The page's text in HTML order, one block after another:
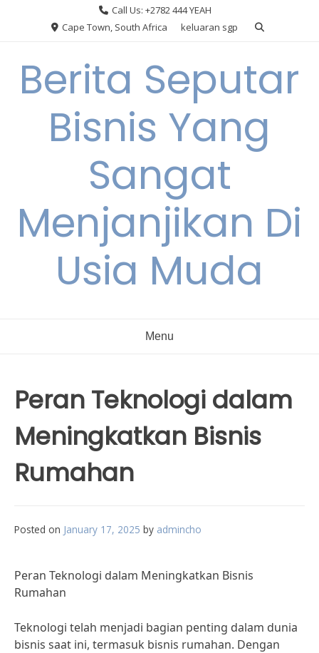
Call Us: +2782 444 YEAH
Cape Town, South Africa
keluaran sgp
Berita Seputar
Bisnis Yang
Sangat
Menjanjikan Di
Usia Muda
Menu
Peran Teknologi dalam
Meningkatkan Bisnis
Rumahan
Posted on January 17, 2025 by admincho
Peran Teknologi dalam Meningkatkan Bisnis
Rumahan
Teknologi telah menjadi bagian penting dalam dunia
bisnis saat ini, termasuk bisnis rumahan. Dengan